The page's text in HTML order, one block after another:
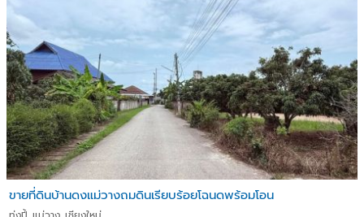
ขายที่ดินบ้านดงแม่วางถมดินเรียบร้อยโฉนดพร้อมโอน